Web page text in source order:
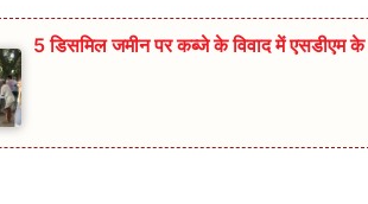
5 डिसमिल जमीन पर कब्जे के विवाद में एसडीएम